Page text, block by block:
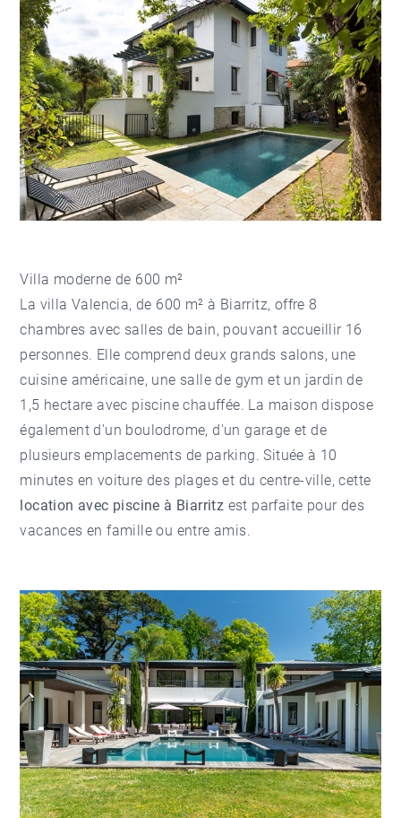
Villa moderne de 600 m²
La villa Valencia, de 600 m² à Biarritz, offre 8
chambres avec salles de bain, pouvant accueillir 16
personnes. Elle comprend deux grands salons, une
cuisine américaine, une salle de gym et un jardin de
1,5 hectare avec piscine chauffée. La maison dispose
également d'un boulodrome, d'un garage et de
plusieurs emplacements de parking. Située à 10
minutes en voiture des plages et du centre-ville, cette
location avec piscine à Biarritz est parfaite pour des
vacances en famille ou entre amis.